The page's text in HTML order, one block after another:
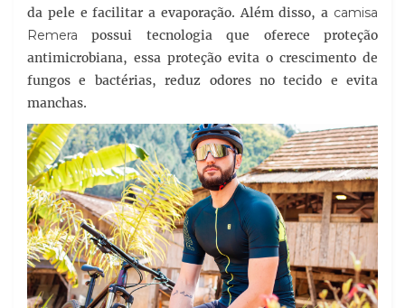
da pele e facilitar a evaporação. Além disso, a camisa
Remera possui tecnologia que oferece proteção
antimicrobiana, essa proteção evita o crescimento de
fungos e bactérias, reduz odores no tecido e evita
manchas.